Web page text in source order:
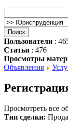
Пользователи :
Статьи : 476
Просмотры
Объявления
Просмотреть все
Тип сделки: